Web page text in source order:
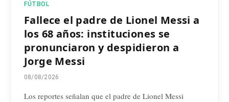
FÚTBOL
Fallece el padre de Lionel Messi a
los 68 años: instituciones se
pronunciaron y despidieron a
Jorge Messi
08/08/2026
Los reportes señalan que el padre de Lionel Messi